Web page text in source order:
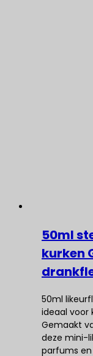
50ml
kurken
50ml
ideaal voor
Gemaakt
deze mini-
parfums